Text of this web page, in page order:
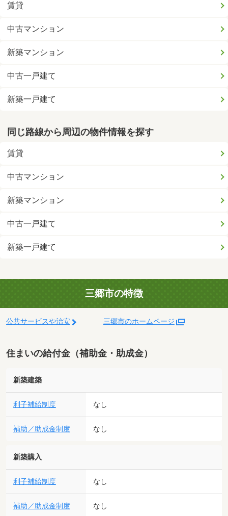
賃貸
中古マンション
新築マンション
中古一戸建て
新築一戸建て
同じ路線から周辺の物件情報を探す
賃貸
中古マンション
新築マンション
中古一戸建て
新築一戸建て
三郷市の特徴
公共サービスや治安 三郷市のホームページ
住まいの給付金（補助金・助成金）
新築建築
利子補給制度 なし
補助／助成金制度 なし
新築購入
利子補給制度 なし
補助／助成金制度 なし